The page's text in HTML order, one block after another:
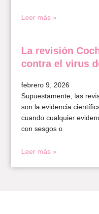
Leer más »
La revisión
contra el virus
febrero 9, 2026
Supuestamente, las
son la evidencia
cuando cualquier
con sesgos o
Leer más »